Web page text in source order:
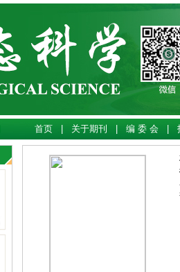
首页 关于期刊 编 委 会